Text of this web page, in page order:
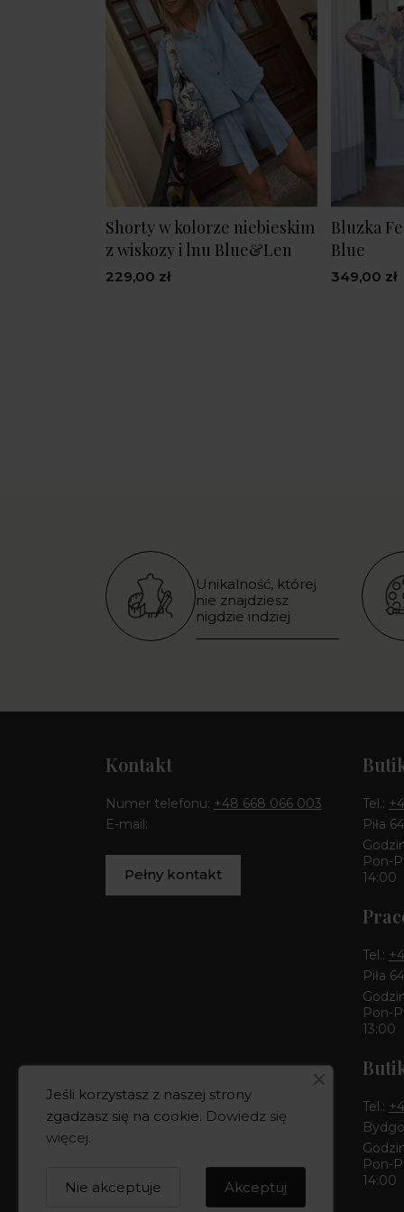
Shorty w kolorze niebieskim
z wiskozy i lnu Blue&Len
229,00 zł
Bluzka
Blue
349,00 zł
Unikalność, której
nie znajdziesz
nigdzie indziej
Kontakt
Numer telefonu: +48 668 066 003
E-mail:
Pełny kontakt
Tel.:
Piła
Pon-
14:00
Tel.:
Piła
Pon-
13:00
Tel.:
Pon-
14:00
Jeśli korzystasz z naszej strony
zgadzasz się na cookie. Dowiedz się
więcej.
Akceptuj
Nie akceptuje